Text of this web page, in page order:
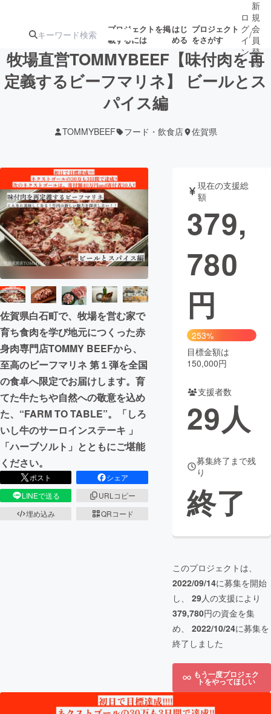
プロジェクトを掲
載するには
はじ
める
プロジェクト
をさがす
注目の新着プロ募集終了が近いプ
テクノロジー・ガジェット
映像・映画 書籍・雑誌
ビジネス・起業 チャレンジ
まちづくり・地域活性化
CAMPFIRE for Social Good
CAMPFIRE Creation
CAMPFIREふるさと納税
コミュニティ
ロ
グ
イ
ン
/
新
規
会
員
登
録
牧場直営TOMMYBEEF【味付肉を再
定義するビーフマリネ】 ビールとス
パイス編
TOMMYBEEF フード・飲食店 佐賀県
佐賀県白石町で、牧場を営む家で
育ち食肉を学び地元につくった赤
身肉専門店TOMMY BEEFから、
至高のビーフマリネ 第１弾を全国
の食卓へ限定でお届けします。育
てた牛たちや自然への敬意を込め
た、“FARM TO TABLE”。「しろ
いし牛のサーロインステーキ 」
「ハーブソルト」とともにご堪能
ください。
ポスト
シェア
LINEで送る
URLコピー
埋め込み
QRコード
現在の支援総
額
379,
780
円
253%
目標金額は
150,000円
支援者数
29人
募集終了まで残
り
終了
このプロジェクトは、
2022/09/14に募集を開始
し、 29人の支援により
379,780円の資金を集
め、 2022/10/24に募集を
終了しました
もう一度プロジェク
トをやってほしい